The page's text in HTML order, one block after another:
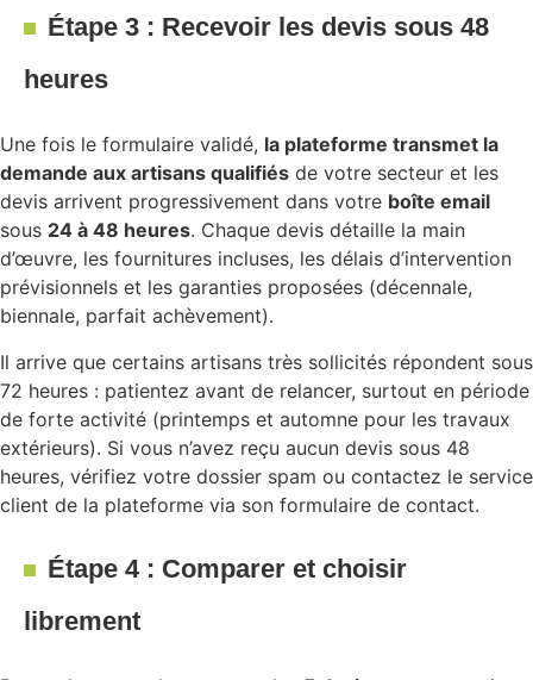
Étape 3 : Recevoir les devis sous 48
heures
Une fois le formulaire validé, la plateforme transmet la
demande aux artisans qualifiés de votre secteur et les
devis arrivent progressivement dans votre boîte email
sous 24 à 48 heures. Chaque devis détaille la main
d’œuvre, les fournitures incluses, les délais d’intervention
prévisionnels et les garanties proposées (décennale,
biennale, parfait achèvement).
Il arrive que certains artisans très sollicités répondent sous
72 heures : patientez avant de relancer, surtout en période
de forte activité (printemps et automne pour les travaux
extérieurs). Si vous n’avez reçu aucun devis sous 48
heures, vérifiez votre dossier spam ou contactez le service
client de la plateforme via son formulaire de contact.
Étape 4 : Comparer et choisir
librement